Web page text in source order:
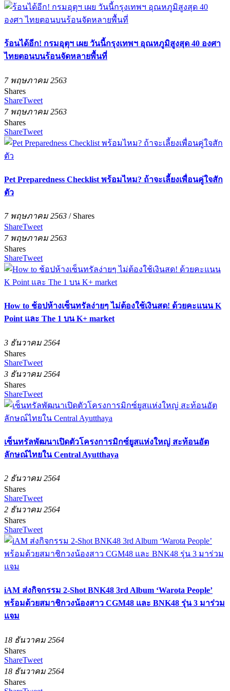
ร้อนได้อีก! กรมอุตุฯ เผย วันนี้กรุงเทพฯ อุณหภูมิสูงสุด 40 องศา
ไทยตอนบนร้อนจัดหลายพื้นที่
7 พฤษภาคม 2563
Shares
ShareTweet
7 พฤษภาคม 2563
Shares
ShareTweet
Pet Preparedness Checklist พร้อมไหม? ถ้าจะเลี้ยงเพื่อนคู่ใจสัก
ตัว
7 พฤษภาคม 2563 / Shares
ShareTweet
7 พฤษภาคม 2563
Shares
ShareTweet
How to ช้อปห้างเซ็นทรัลง่ายๆ ไม่ต้องใช้เงินสด! ด้วยคะแนน K
Point และ The 1 บน K+ market
3 ธันวาคม 2564
Shares
ShareTweet
3 ธันวาคม 2564
Shares
ShareTweet
เซ็นทรัลพัฒนาเปิดตัวโครงการมิกซ์ยูสแห่งใหญ่ สะท้อนอัต
ลักษณ์ไทยใน Central Ayutthaya
2 ธันวาคม 2564
Shares
ShareTweet
2 ธันวาคม 2564
Shares
ShareTweet
iAM ส่งกิจกรรม 2-Shot BNK48 3rd Album ‘Warota People’
พร้อมด้วยสมาชิกวงน้องสาว CGM48 และ BNK48 รุ่น 3 มาร่วม
แจม
18 ธันวาคม 2564
Shares
ShareTweet
18 ธันวาคม 2564
Shares